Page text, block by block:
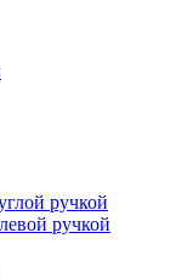
ручкой
ручкой